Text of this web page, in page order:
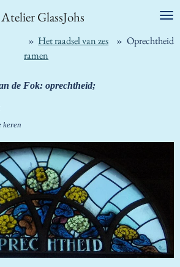
Atelier GlassJohs
» Het raadsel van zes
ramen
» Oprechtheid
de Fok: oprechtheid;
keren